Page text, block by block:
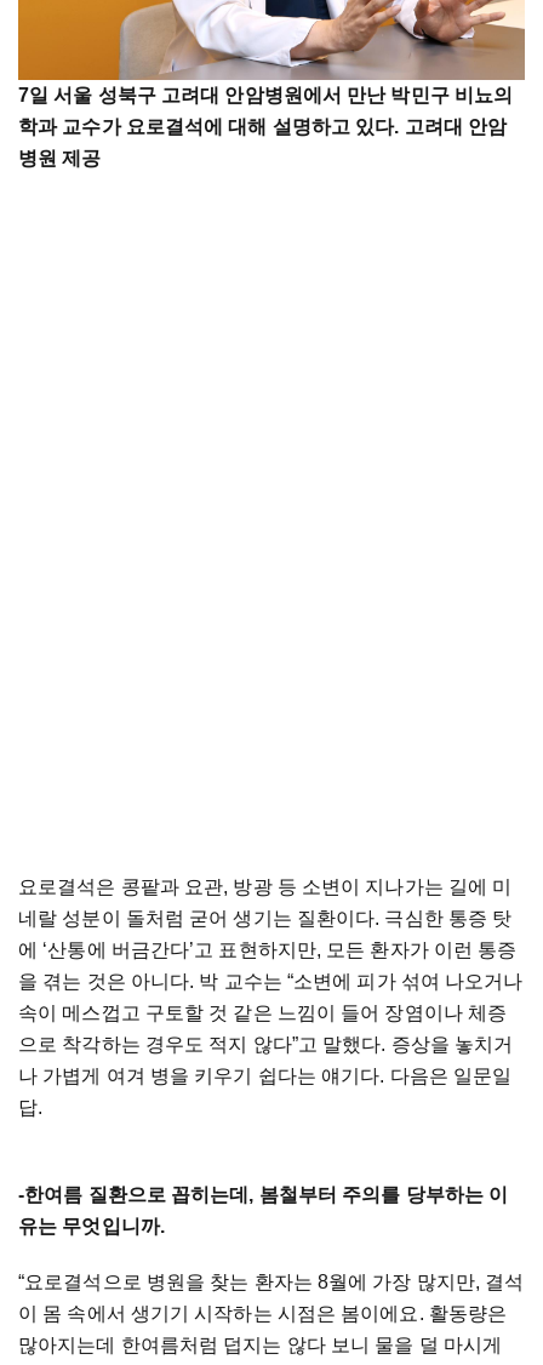
7일 서울 성북구 고려대 안암병원에서 만난 박민구 비뇨의
학과 교수가 요로결석에 대해 설명하고 있다. 고려대 안암
병원 제공
요로결석은 콩팥과 요관, 방광 등 소변이 지나가는 길에 미
네랄 성분이 돌처럼 굳어 생기는 질환이다. 극심한 통증 탓
에 ‘산통에 버금간다’고 표현하지만, 모든 환자가 이런 통증
을 겪는 것은 아니다. 박 교수는 “소변에 피가 섞여 나오거나
속이 메스껍고 구토할 것 같은 느낌이 들어 장염이나 체증
으로 착각하는 경우도 적지 않다”고 말했다. 증상을 놓치거
나 가볍게 여겨 병을 키우기 쉽다는 얘기다. 다음은 일문일
답.
-한여름 질환으로 꼽히는데, 봄철부터 주의를 당부하는 이
유는 무엇입니까.
“요로결석으로 병원을 찾는 환자는 8월에 가장 많지만, 결석
이 몸 속에서 생기기 시작하는 시점은 봄이에요. 활동량은
많아지는데 한여름처럼 덥지는 않다 보니 물을 덜 마시게